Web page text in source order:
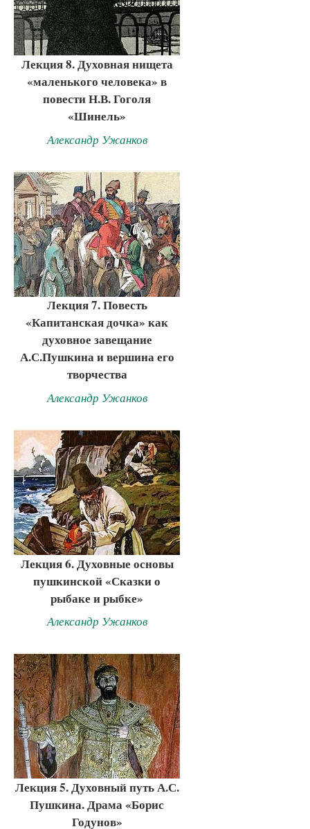
Лекция 8. Духовная нищета
«маленького человека» в
повести Н.В. Гоголя
«Шинель»
Александр Ужанков
Лекция 7. Повесть
«Капитанская дочка» как
духовное завещание
А.С.Пушкина и вершина его
творчества
Александр Ужанков
Лекция 6. Духовные основы
пушкинской «Сказки о
рыбаке и рыбке»
Александр Ужанков
Лекция 5. Духовный путь А.С.
Пушкина. Драма «Борис
Годунов»